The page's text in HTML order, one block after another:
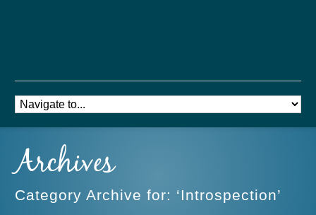
Archives
Category Archive for: ‘Introspection’